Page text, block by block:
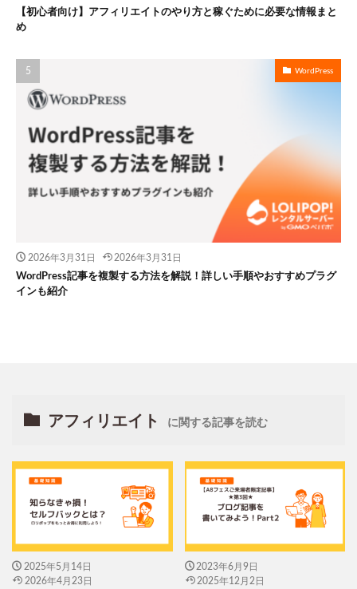
【初心者向け】アフィリエイトのやり方と稼ぐために必要な情報まと
め
WordPress
2026年3月31日 2026年3月31日
WordPress記事を複製する方法を解説！詳しい手順やおすすめプラグ
インも紹介
アフィリエイト に関する記事を読む
2025年5月14日
2026年4月23日
2023年6月9日
2025年12月2日